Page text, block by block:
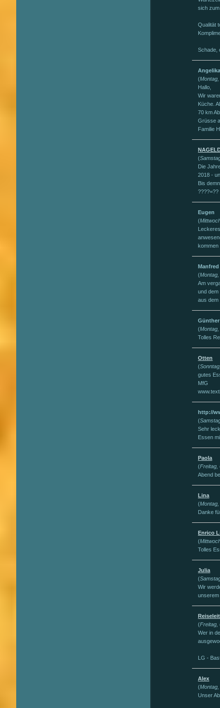
sich
Qualität
Schade,
(
Hallo,
Wir
Küche.
70 km
Grüsse
Familie
(
Die
2018 -
Bis
????=??
Eugen
(
kommen
(
Am
und dem
aus dem
Günther
(
Tolles
Otten
(
gutes
MfG
http://
(
Sehr
Essen
Paola
(Freitag,
Abend
Lina
(
Danke
Enrico
(
Tolles
Julia
(
Wir
unserem
(Freitag,
Wer in
LG -
Alex
(
Unser